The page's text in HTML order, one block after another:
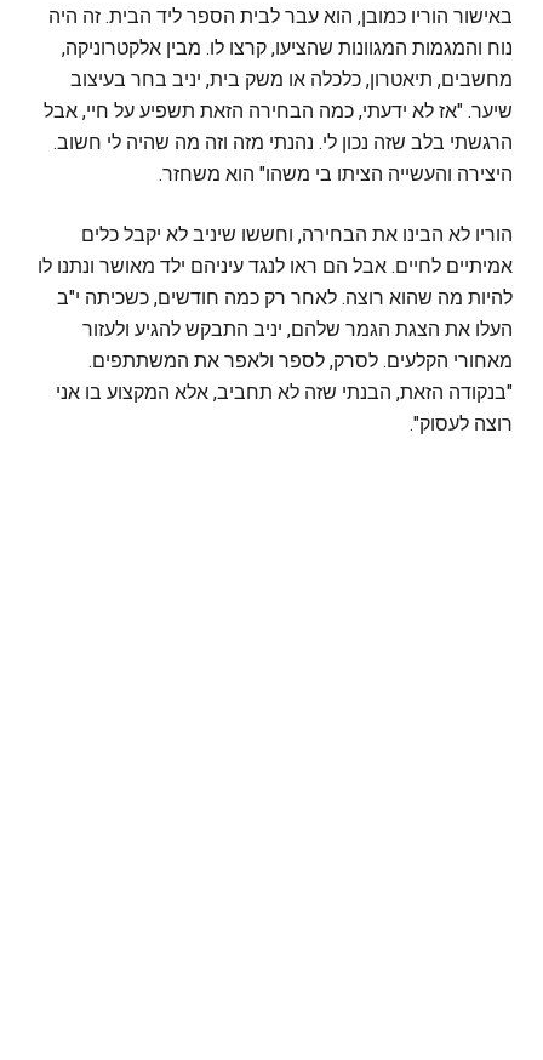
באישור הוריו כמובן, הוא עבר לבית הספר ליד הבית. זה היה
נוח והמגמות המגוונות שהציעו, קרצו לו. מבין אלקטרוניקה,
מחשבים, תיאטרון, כלכלה או משק בית, יניב בחר בעיצוב
שיער. "אז לא ידעתי, כמה הבחירה הזאת תשפיע על חיי, אבל
הרגשתי בלב שזה נכון לי. נהנתי מזה וזה מה שהיה לי חשוב.
היצירה והעשייה הציתו בי משהו" הוא משחזר.
הוריו לא הבינו את הבחירה, וחששו שיניב לא יקבל כלים
אמיתיים לחיים. אבל הם ראו לנגד עיניהם ילד מאושר ונתנו לו
להיות מה שהוא רוצה. לאחר רק כמה חודשים, כשכיתה י"ב
העלו את הצגת הגמר שלהם, יניב התבקש להגיע ולעזור
מאחורי הקלעים. לסרק, לספר ולאפר את המשתתפים.
"בנקודה הזאת, הבנתי שזה לא תחביב, אלא המקצוע בו אני
רוצה לעסוק".